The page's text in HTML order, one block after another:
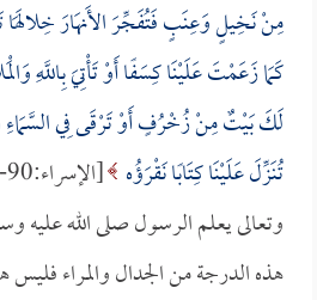
مِنْ نَخِيلٍ وَعِنَبٍ فَتُفَجِّرَ الأَنهَارَ خِلالَهَا
كَمَا زَعَمْتَ عَلَيْنَا كِسَفًا أَوْ تَأْتِيَ بِاللَّهِ
لَكَ بَيْتٌ مِنْ زُخْرُفٍ أَوْ تَرْقَى فِي
تُنَزِّلَ عَلَيْنَا كِتَابًا نَقْرَؤُه
وتعالى يعلم الرسول صلى الله عليه
هذه الدرجة من الجدال والمراء